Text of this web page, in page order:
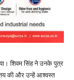
शिवम सिंह ने उनके पुत्र
की और उन्हें आश्वस्त